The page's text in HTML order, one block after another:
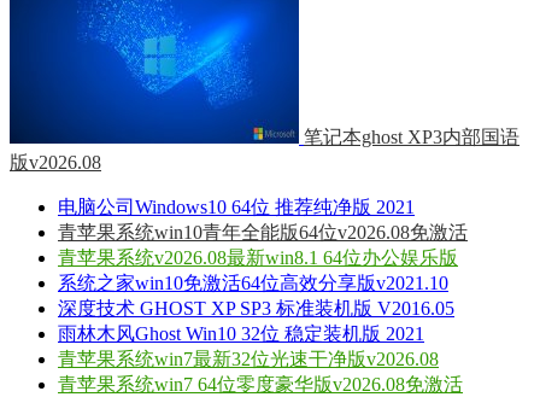
笔记本ghost XP3内部国语
版v2026.08
电脑公司Windows10 64位 推荐纯净版 2021
青苹果系统win10青年全能版64位v2026.08免激活
青苹果系统v2026.08最新win8.1 64位办公娱乐版
系统之家win10免激活64位高效分享版v2021.10
深度技术 GHOST XP SP3 标准装机版 V2016.05
雨林木风Ghost Win10 32位 稳定装机版 2021
青苹果系统win7最新32位光速干净版v2026.08
青苹果系统win7 64位零度豪华版v2026.08免激活